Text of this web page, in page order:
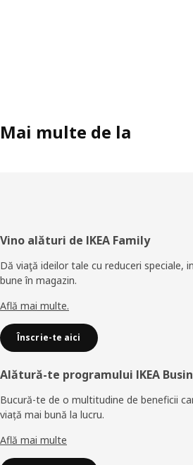
Mai multe de la
Subsol
Vino alături de IKEA Family
Dă viaţă ideilor tale cu reduceri speciale,
bune în magazin.
Află mai multe.
Înscrie-te aici
Alătură-te programului IKEA
Bucură-te de o multitudine de beneficii
viață mai bună la lucru.
Află mai multe